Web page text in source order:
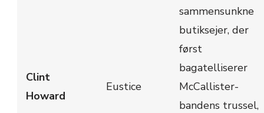
Clint
Howard
Eustice
sammensunkne
butiksejer, der
først
bagatelliserer
McCallister-
bandens trussel,